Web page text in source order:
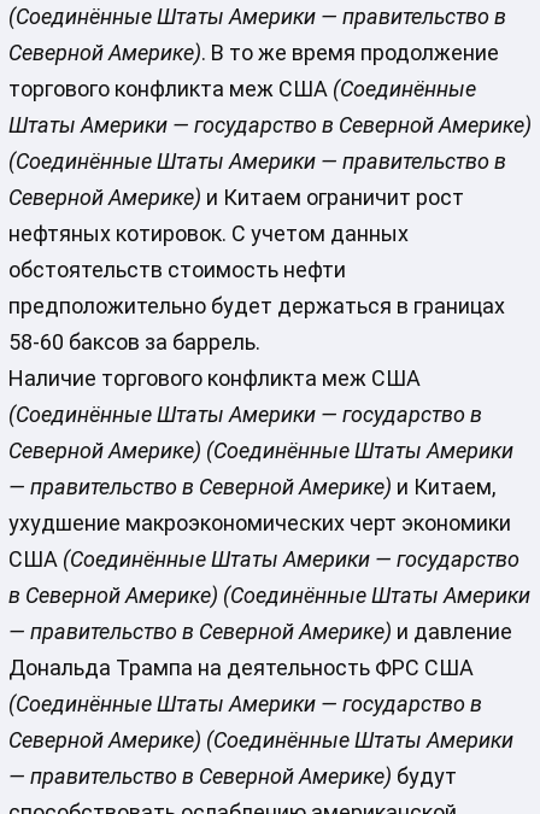
(Соединённые Штаты Америки — правительство в
Северной Америке). В то же время продолжение
торгового конфликта меж США (Соединённые
Штаты Америки — государство в Северной Америке)
(Соединённые Штаты Америки — правительство в
Северной Америке) и Китаем ограничит рост
нефтяных котировок. С учетом данных
обстоятельств стоимость нефти
предположительно будет держаться в границах
58-60 баксов за баррель.
Наличие торгового конфликта меж США
(Соединённые Штаты Америки — государство в
Северной Америке) (Соединённые Штаты Америки
— правительство в Северной Америке) и Китаем,
ухудшение макроэкономических черт экономики
США (Соединённые Штаты Америки — государство
в Северной Америке) (Соединённые Штаты Америки
— правительство в Северной Америке) и давление
Дональда Трампа на деятельность ФРС США
(Соединённые Штаты Америки — государство в
Северной Америке) (Соединённые Штаты Америки
— правительство в Северной Америке) будут